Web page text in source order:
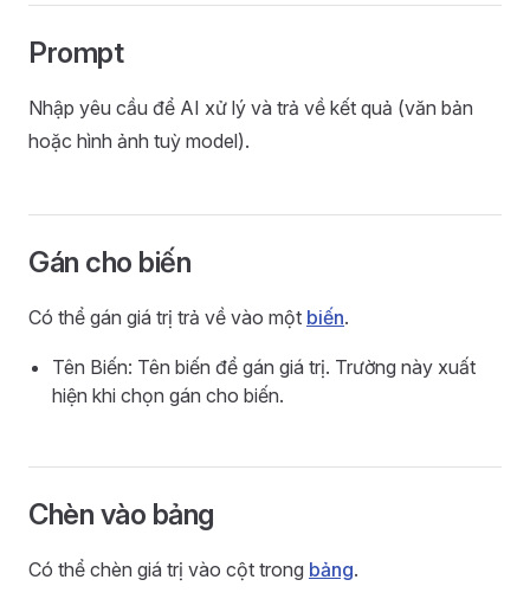
Prompt
Nhập yêu cầu để AI xử lý và trả về kết quả (văn bản
hoặc hình ảnh tuỳ model).
Gán cho biến
Có thể gán giá trị trả về vào một biến.
Tên Biến: Tên biến để gán giá trị. Trường này xuất
hiện khi chọn gán cho biến.
Chèn vào bảng
Có thể chèn giá trị vào cột trong bảng.